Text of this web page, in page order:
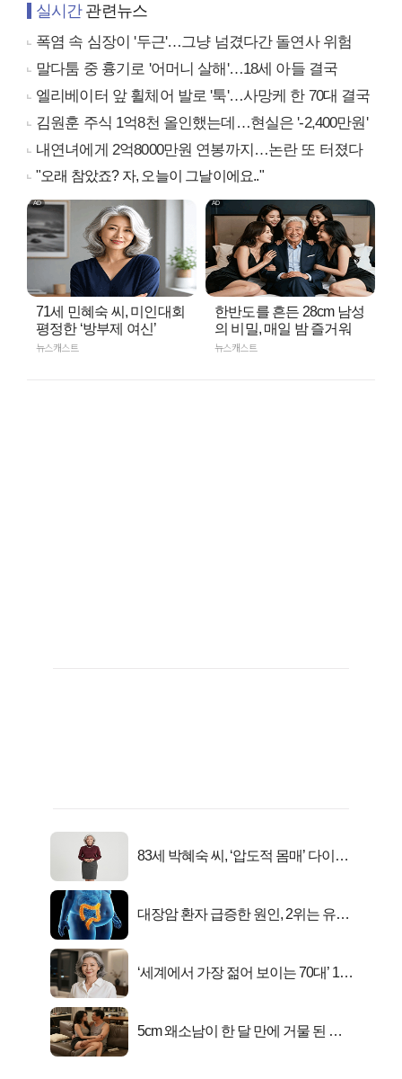
실시간관련뉴스
폭염 속 심장이 '두근'…그냥 넘겼다간 돌연사 위험
말다툼 중 흉기로 '어머니 살해'…18세 아들 결국
엘리베이터 앞 휠체어 발로 '툭'…사망케 한 70대 결국
김원훈 주식 1억8천 올인했는데…현실은 '-2,400만원'
내연녀에게 2억8000만원 연봉까지…논란 또 터졌다
"오래 참았죠? 자, 오늘이 그날이에요.."
71세 민혜숙 씨, 미인대회
평정한 ‘방부제 여신’
뉴스캐스트
한반도를 흔든 28cm 남성
의 비밀, 매일 밤 즐거워
뉴스캐스트
83세 박혜숙 씨, ‘압도적 몸매’ 다이어
대장암 환자 급증한 원인, 2위는 유산
‘세계에서 가장 젊어 보이는 70대’ 1위
5cm 왜소남이 한 달 만에 거물 된 사